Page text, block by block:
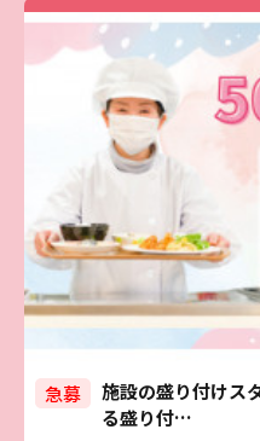
急募
施設の盛り付けス
る盛り付…